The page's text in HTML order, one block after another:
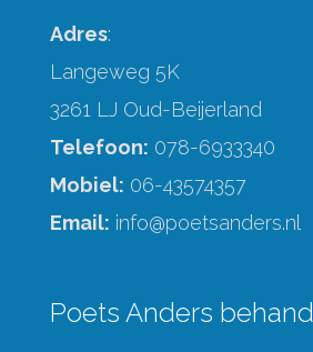
Adres:
Langeweg 5K
3261 LJ Oud-Beijerland
Telefoon: 078-6933340
Mobiel: 06-43574357
Email: info@poetsanders.nl
Poets Anders